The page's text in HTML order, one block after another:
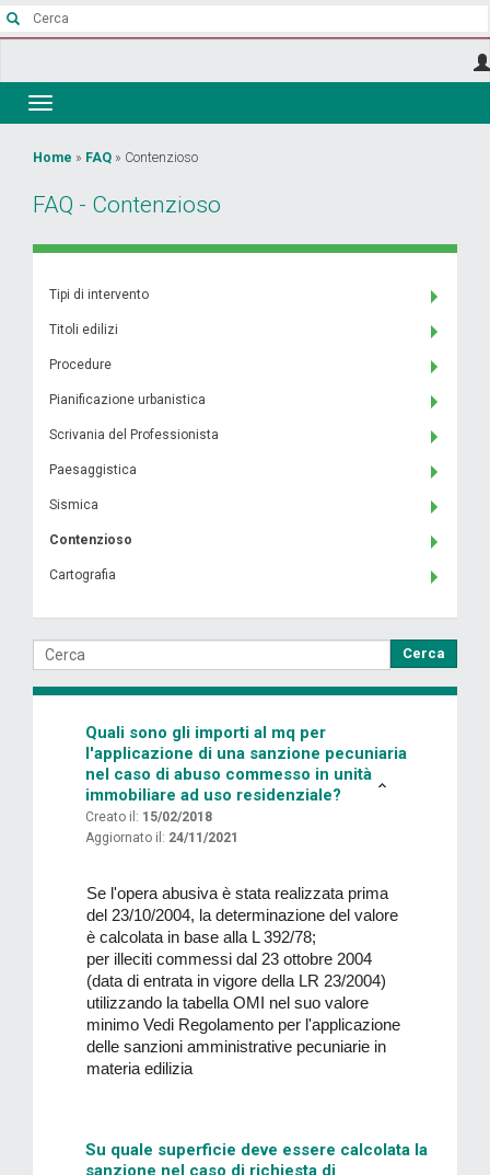
Salta
Toggle
navigation
Tu
sei
Home » FAQ » Contenzioso
FAQ - Contenzioso
Tipi di intervento
Titoli edilizi
Procedure
Pianificazione urbanistica
Scrivania del Professionista
Paesaggistica
Sismica
Contenzioso
Cartografia
Cerca
Quali sono gli importi al mq per
l'applicazione di una sanzione pecuniaria
nel caso di abuso commesso in unità
immobiliare ad uso residenziale?
Creato il: 15/02/2018
Aggiornato il: 24/11/2021
Se l'opera abusiva è stata realizzata prima
del 23/10/2004, la determinazione del valore
è calcolata in base alla L 392/78;
per illeciti commessi dal 23 ottobre 2004
(data di entrata in vigore della LR 23/2004)
utilizzando la tabella OMI nel suo valore
minimo Vedi Regolamento per l'applicazione
delle sanzioni amministrative pecuniarie in
materia edilizia
Su quale superficie deve essere calcolata la
sanzione nel caso di richiesta di